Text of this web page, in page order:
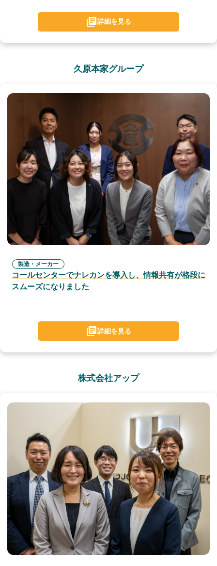
詳細を見る
久原本家グループ
製造・メーカー
コールセンターでナレカンを導入し、情報共有が格段に
スムーズになりました
詳細を見る
株式会社アップ